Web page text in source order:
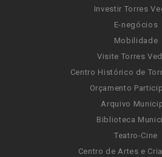
Investir Torres
E-negócios
Mobilidade
Visite Torres
Centro Histórico de
Orçamento
Arquivo
Biblioteca
Teatro-Cine
Centro de Artes e